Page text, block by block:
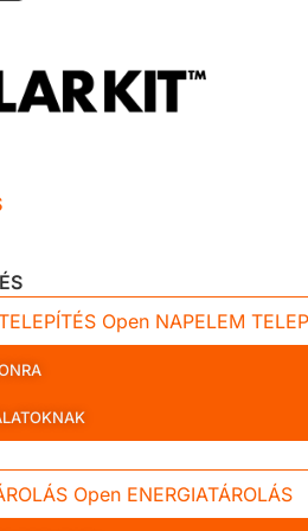
Open NAPELEM
Open ENERGIATÁROLÁS